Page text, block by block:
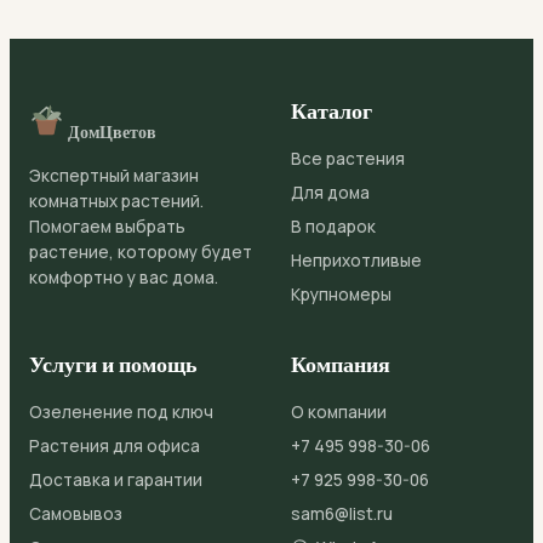
предыдущего. Используйте рыхлый грунт для ароидных с
ДомЦветов
Экспертный магазин
комнатных растений.
Помогаем выбрать
растение, которому будет
комфортно у вас дома.
Каталог
Все растения
Для дома
В подарок
Неприхотливые
Крупномеры
Услуги и помощь
Озеленение под ключ
Растения для офиса
Доставка и гарантии
Самовывоз
Компания
О компании
+7 495 998-30-06
+7 925 998-30-06
sam6@list.ru